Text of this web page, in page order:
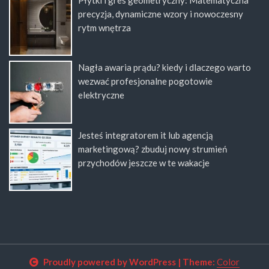
precyzja, dynamiczne wzory i nowoczesny
rytm wnętrza
Nagła awaria prądu? kiedy i dlaczego warto
wezwać profesjonalne pogotowie
elektryczne
Jesteś integratorem it lub agencją
marketingową? zbuduj nowy strumień
przychodów jeszcze w te wakacje
Proudly powered by WordPress | Theme: Color